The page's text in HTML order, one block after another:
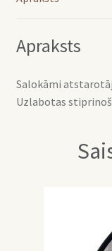
Apraksts
Salokāmi
Uzlabotas